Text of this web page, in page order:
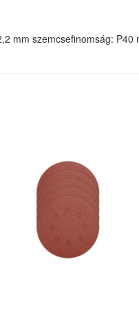
mm szemcsefinomság: